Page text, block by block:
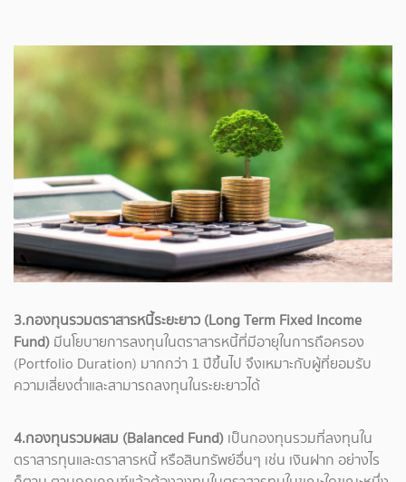
3.กองทุนรวมตราสารหนี้ระยะยาว (Long Term Fixed Income
Fund) มีนโยบายการลงทุนในตราสารหนี้ที่มีอายุในการถือครอง
(Portfolio Duration) มากกว่า 1 ปีขึ้นไป จึงเหมาะกับผู้ที่ยอมรับ
ความเสี่ยงต่ำและสามารถลงทุนในระยะยาวได้
4.กองทุนรวมผสม (Balanced Fund) เป็นกองทุนรวมที่ลงทุนใน
ตราสารทุนและตราสารหนี้ หรือสินทรัพย์อื่นๆ เช่น เงินฝาก อย่างไร